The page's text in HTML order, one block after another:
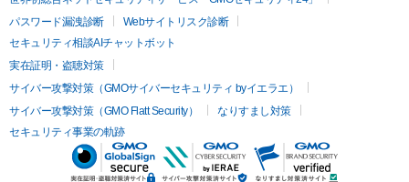
パスワード漏洩診断
Webサイトリスク診断
セキュリティ相談AIチャットボット
実在証明・盗聴対策
サイバー攻撃対策（GMOサイバーセキュリティ byイエラエ）
サイバー攻撃対策（GMO Flatt Security）
なりすまし対策
セキュリティ事業の軌跡